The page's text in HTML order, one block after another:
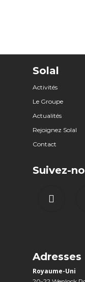
Solal
Activités
Le Groupe
Actualités
Rejoignez Solal
Contact
Suivez-
Adresses
Royaume-Uni